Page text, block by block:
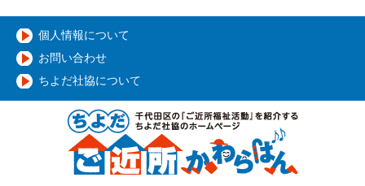
個人情報について
お問い合わせ
ちよだ社協について